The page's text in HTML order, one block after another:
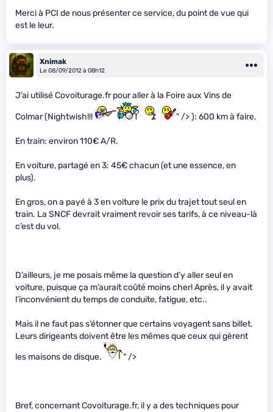
Merci à PCI de nous présenter ce service, du point de vue qui
est le leur.
Xnimak
Le 08/09/2012 à 08h12
J’ai utilisé Covoiturage.fr pour aller à la Foire aux Vins de
Colmar (Nightwish!!! " /> ): 600 km à faire.
En train: environ 110€ A/R.
En voiture, partagé en 3: 45€ chacun (et une essence, en
plus).
En gros, on a payé à 3 en voiture le prix du trajet tout seul en
train. La SNCF devrait vraiment revoir ses tarifs, à ce niveau-là
c’est du vol.
D’ailleurs, je me posais même la question d’y aller seul en
voiture, puisque ça m’aurait coûté moins cher! Après, il y avait
l’inconvénient du temps de conduite, fatigue, etc..
Mais il ne faut pas s’étonner que certains voyagent sans billet.
Leurs dirigeants doivent être les mêmes que ceux qui gèrent
les maisons de disque.
" />
Bref, concernant Covoiturage.fr, il y a des techniques pour